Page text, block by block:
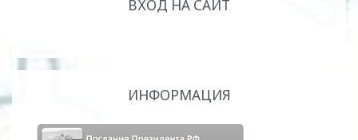
ВХОД НА САЙТ
ИНФОРМАЦИЯ